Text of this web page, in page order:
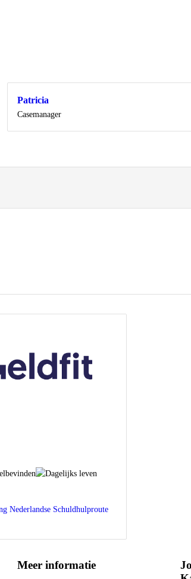
Patricia
Casemanager
Nederlandse Schuldhulproute
Meer informatie